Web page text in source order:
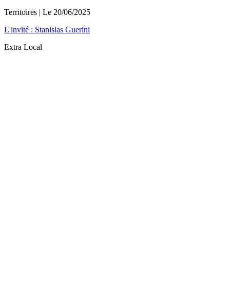
Territoires | Le 20/06/2025
L'invité : Stanislas Guerini
Extra Local